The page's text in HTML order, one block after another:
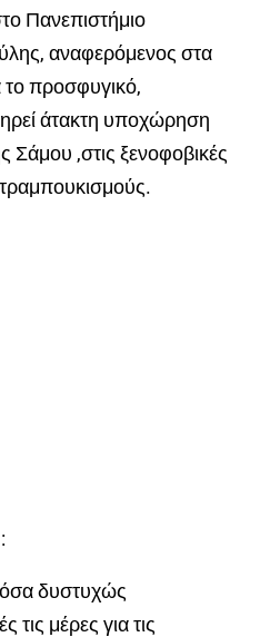
Πανεπιστήμιο
αναφερόμενος στα
το προσφυγικό,
άτακτη υποχώρηση
,στις ξενοφοβικές
όσα δυστυχώς
τις μέρες για τις